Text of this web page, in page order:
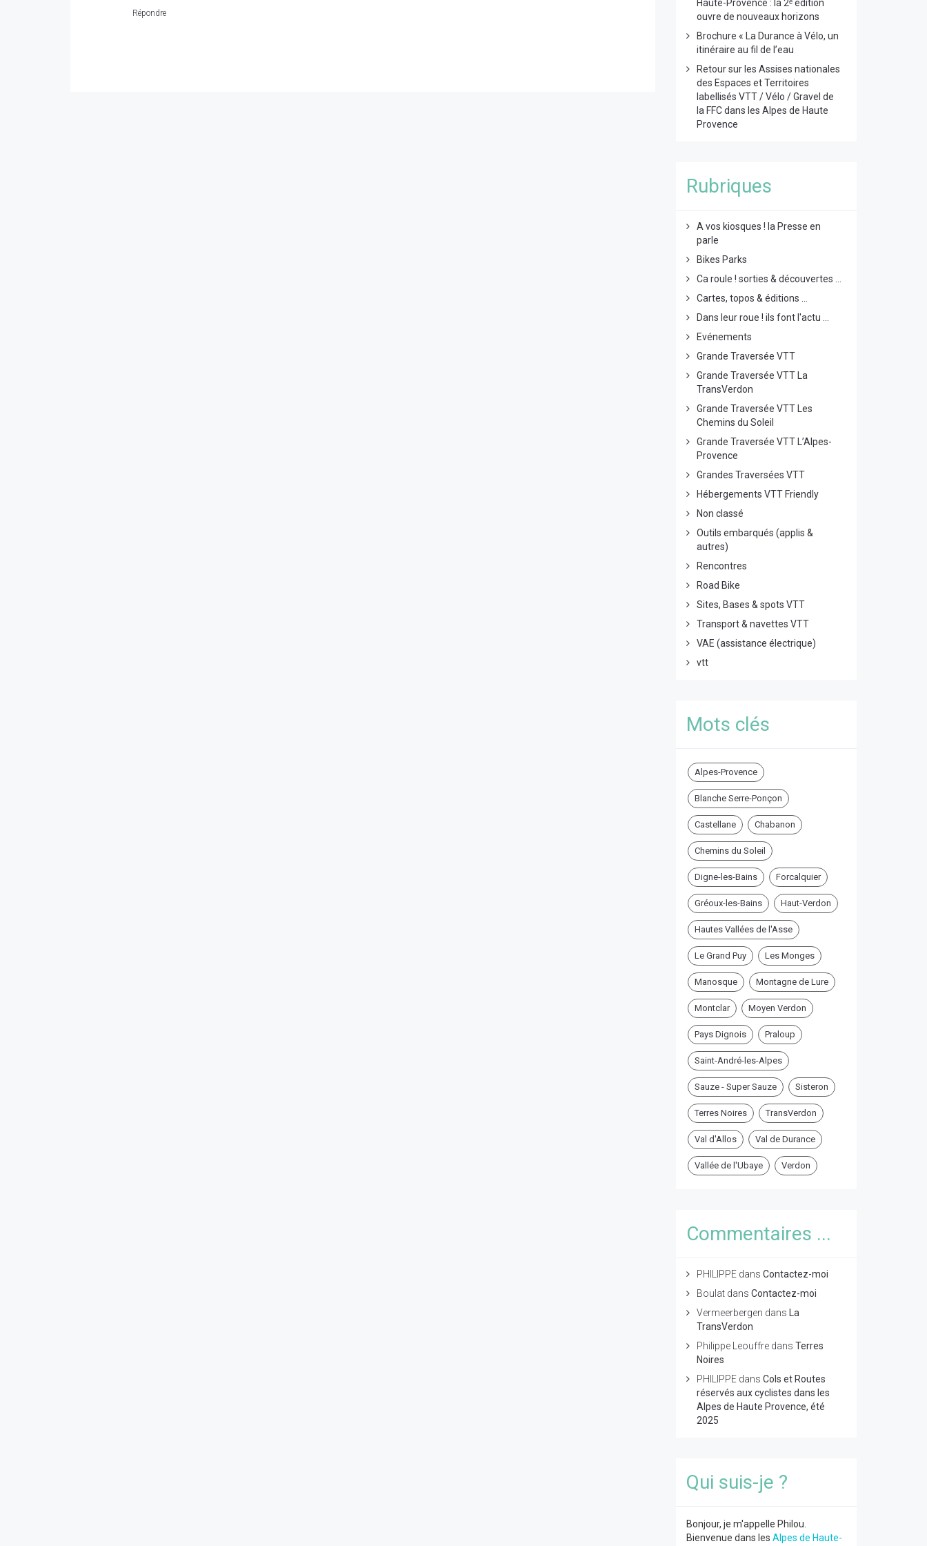
Répondre
Haute-Provence : la 2ᵉ édition
ouvre de nouveaux horizons
Brochure « La Durance à Vélo, un
itinéraire au fil de l’eau
Retour sur les Assises nationales
des Espaces et Territoires
labellisés VTT / Vélo / Gravel de
la FFC dans les Alpes de Haute
Provence
Rubriques
A vos kiosques ! la Presse en
parle
Bikes Parks
Ca roule ! sorties & découvertes ...
Cartes, topos & éditions ...
Dans leur roue ! ils font l'actu ...
Evénements
Grande Traversée VTT
Grande Traversée VTT La
TransVerdon
Grande Traversée VTT Les
Chemins du Soleil
Grande Traversée VTT L’Alpes-
Provence
Grandes Traversées VTT
Hébergements VTT Friendly
Non classé
Outils embarqués (applis &
autres)
Rencontres
Road Bike
Sites, Bases & spots VTT
Transport & navettes VTT
VAE (assistance électrique)
vtt
Mots clés
Alpes-Provence
Blanche Serre-Ponçon
Castellane Chabanon
Chemins du Soleil
Digne-les-Bains Forcalquier
Gréoux-les-Bains Haut-Verdon
Hautes Vallées de l'Asse
Le Grand Puy Les Monges
Manosque Montagne de Lure
Montclar Moyen Verdon
Pays Dignois Praloup
Saint-André-les-Alpes
Sauze - Super Sauze Sisteron
Terres Noires TransVerdon
Val d'Allos Val de Durance
Vallée de l'Ubaye Verdon
Commentaires ...
PHILIPPEdans Contactez-moi
Boulatdans Contactez-moi
Vermeerbergen dans
La
TransVerdon
Philippe Leouffredans Terres
Noires
PHILIPPEdans Cols et Routes
réservés aux cyclistes dans les
Alpes de Haute Provence, été
2025
Qui suis-je ?
Bonjour, je m'appelle Philou.
Bienvenue dans les Alpes de Haute-